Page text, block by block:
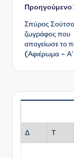
Προηγούμενο
Σπύρος
ζωγράφος που
απογείωσε το
(Αφιέρωμα –
Δ Τ